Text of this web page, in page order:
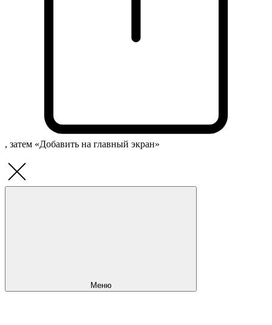
, затем «Добавить на главный экран»
Меню